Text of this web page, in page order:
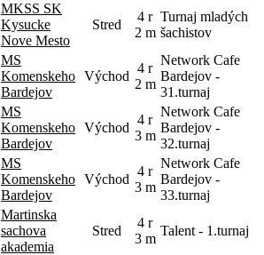
MKSS SK
Kysucke
Nove Mesto
Stred
4 r
2 m
Turnaj mladých
šachistov
MS
Komenskeho
Bardejov
Východ
4 r
2 m
Network Cafe
Bardejov -
31.turnaj
MS
Komenskeho
Bardejov
Východ
4 r
3 m
Network Cafe
Bardejov -
32.turnaj
MS
Komenskeho
Bardejov
Východ
4 r
3 m
Network Cafe
Bardejov -
33.turnaj
Martinska
sachova
akademia
Stred
4 r
3 m
Talent - 1.turnaj